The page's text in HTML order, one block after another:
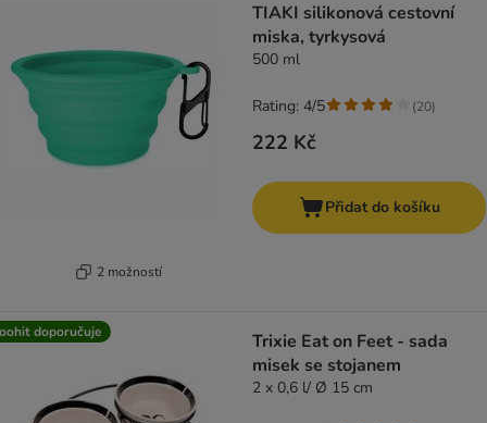
2 možností
TIAKI silikonová cestovní
miska, tyrkysová
500 ml
222 Kč
Rating: 4/5 (20)
Přidat do košíku
doporučuje
Trixie Eat on Feet - sada
misek se stojanem
2 x 0,6 l/ Ø 15 cm